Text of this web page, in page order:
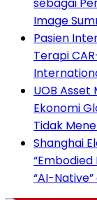
sebagai
Image
Pasien
Terapi
UOB
Ekonomi
Tidak
Shanghai
“AI-